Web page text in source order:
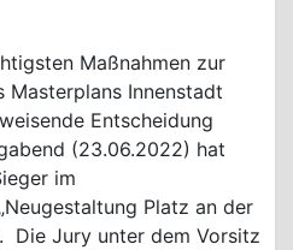
Maßnahmen zur
Masterplans Innenstadt
Entscheidung
(23.06.2022) hat
im
Platz an der
Die Jury unter dem Vorsitz